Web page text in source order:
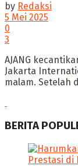
by Redaksi
5 Mei 2025
0
3
AJANG
Jakarta
malam. ‎Setelah
BERITA